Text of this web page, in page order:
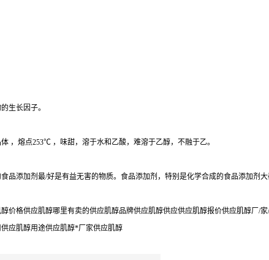
生长因子。
，熔点253℃ ，味甜，溶于水和乙酸，难溶于乙醇，不融于乙。
品添加剂最/好是有益无害的物质。食品添加剂，特别是化学合成的食品添加剂
价格供应肌醇哪里有卖的供应肌醇品牌供应肌醇供应供应肌醇报价供应肌醇厂/
应肌醇用途供应肌醇*厂家供应肌醇